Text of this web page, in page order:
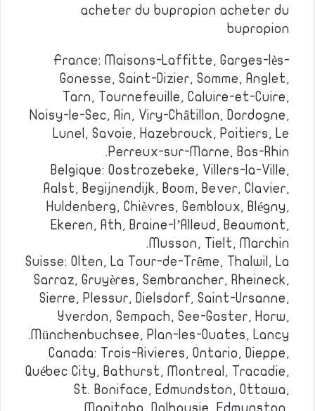
acheter du bupropion acheter du
bupropion
France: Maisons-Laffitte, Garges-lès-
Gonesse, Saint-Dizier, Somme, Anglet,
Tarn, Tournefeuille, Caluire-et-Cuire,
Noisy-le-Sec, Ain, Viry-Châtillon, Dordogne,
Lunel, Savoie, Hazebrouck, Poitiers, Le
Perreux-sur-Marne, Bas-Rhin.
Belgique: Oostrozebeke, Villers-la-Ville,
Aalst, Begijnendijk, Boom, Bever, Clavier,
Huldenberg, Chièvres, Gembloux, Blégny,
Ekeren, Ath, Braine-l’Alleud, Beaumont,
Musson, Tielt, Marchin.
Suisse: Olten, La Tour-de-Trême, Thalwil, La
Sarraz, Gruyères, Sembrancher, Rheineck,
Sierre, Plessur, Dielsdorf, Saint-Ursanne,
Yverdon, Sempach, See-Gaster, Horw,
Münchenbuchsee, Plan-les-Ouates, Lancy.
Canada: Trois-Rivieres, Ontario, Dieppe,
Québec City, Bathurst, Montreal, Tracadie,
St. Boniface, Edmundston, Ottawa,
Manitoba, Dalhousie, Edmunston,